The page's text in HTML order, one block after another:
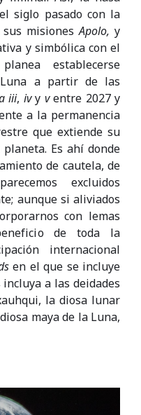
siglo pasado con la
sus misionesApolo, y
y simbólica con el
establecerse
a partir de las
iii, ivy ventre 2027 y
a la permanencia
que extiende su
Es ahí donde
de cautela, de
excluidos
aunque si aliviados
con lemas
de toda la
internacional
en el que se incluye
a las deidades
la diosa lunar
maya de la Luna,